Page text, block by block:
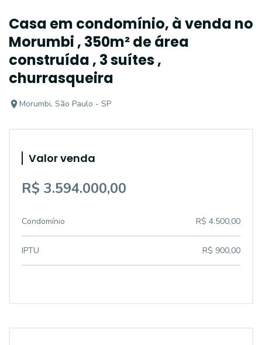
Casa em condomínio, à venda no
Morumbi , 350m² de área
construída , 3 suítes ,
churrasqueira
Morumbi, São Paulo - SP
Valor venda
R$ 3.594.000,00
Condomínio R$ 4.500,00
IPTU R$ 900,00